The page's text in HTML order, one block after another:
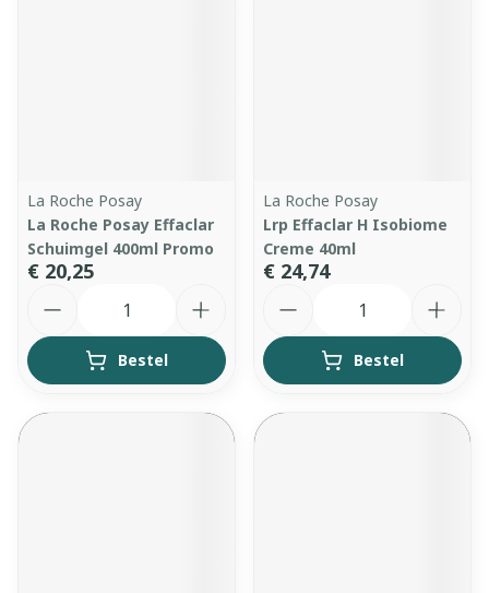
La Roche Posay
La Roche Posay Effaclar
Schuimgel 400ml Promo
€ 20,25
Bestel
La Roche Posay
Lrp Effaclar H Isobiome
Creme 40ml
€ 24,74
Bestel